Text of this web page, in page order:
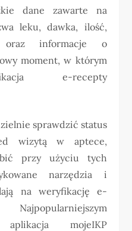
dane zawarte na
leku, dawka, ilość,
oraz informacje o
moment, w którym
e-recepty
sprawdzić status
wizytą w aptece,
przy użyciu tych
narzędzia i
na weryfikację e-
mojeIKP